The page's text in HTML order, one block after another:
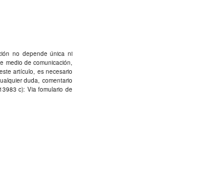
no depende única ni
medio de comunicación,
artículo, es necesario
duda, comentario
c): Via fomulario de